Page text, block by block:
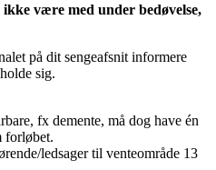
være med under bedøvelse,
på dit sengeafsnit informere
sig.
fx demente, må dog have én
forløbet.
ledsager til venteområde 13